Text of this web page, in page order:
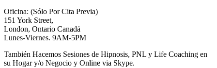
Oficina: (Sólo Por Cita Previa)
151 York Street,
London, Ontario Canadá
Lunes-Viernes. 9AM-5PM
También Hacemos Sesiones de Hipnosis, PNL y Life Coaching en
su Hogar y/o Negocio y Online via Skype.